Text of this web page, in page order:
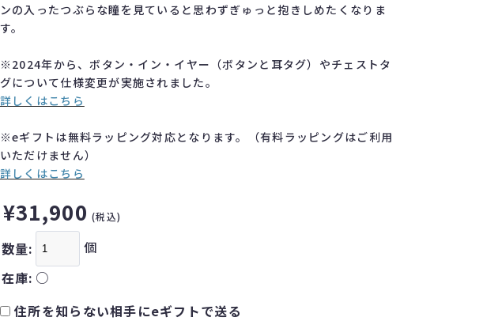
ンの入ったつぶらな瞳を見ていると思わずぎゅっと抱きしめたくなりま
す。
※2024年から、ボタン・イン・イヤー（ボタンと耳タグ）やチェストタ
グについて仕様変更が実施されました。
詳しくはこちら
※eギフトは無料ラッピング対応となります。（有料ラッピングはご利用
いただけません）
詳しくはこちら
¥31,900 (税込)
数量:
個
在庫: ○
住所を知らない相手にeギフトで送る